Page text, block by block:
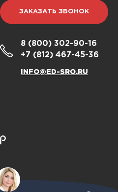
ЗАКАЗАТЬ ЗВОНОК
8 (800) 302-90-16
+7 (812) 467-45-36
INFO@ED-SRO.RU